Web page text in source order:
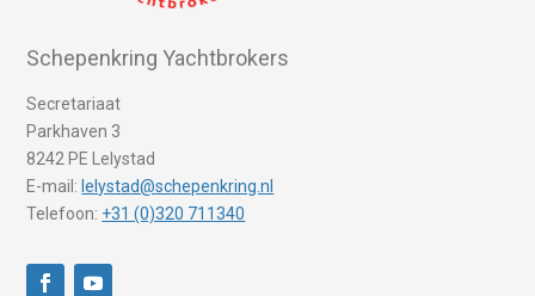
Schepenkring Yachtbrokers
Secretariaat
Parkhaven 3
8242 PE Lelystad
E-mail: lelystad@schepenkring.nl
Telefoon: +31 (0)320 711340